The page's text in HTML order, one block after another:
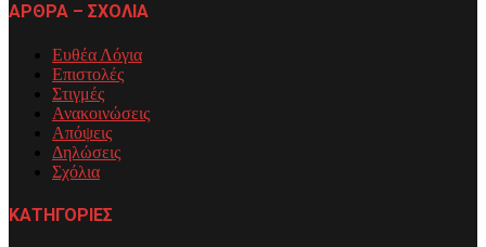
ΑΡΘΡΑ – ΣΧΟΛΙΑ
Ευθέα Λόγια
Επιστολές
Στιγμές
Ανακοινώσεις
Απόψεις
Δηλώσεις
Σχόλια
ΚΑΤΗΓΟΡΙΕΣ